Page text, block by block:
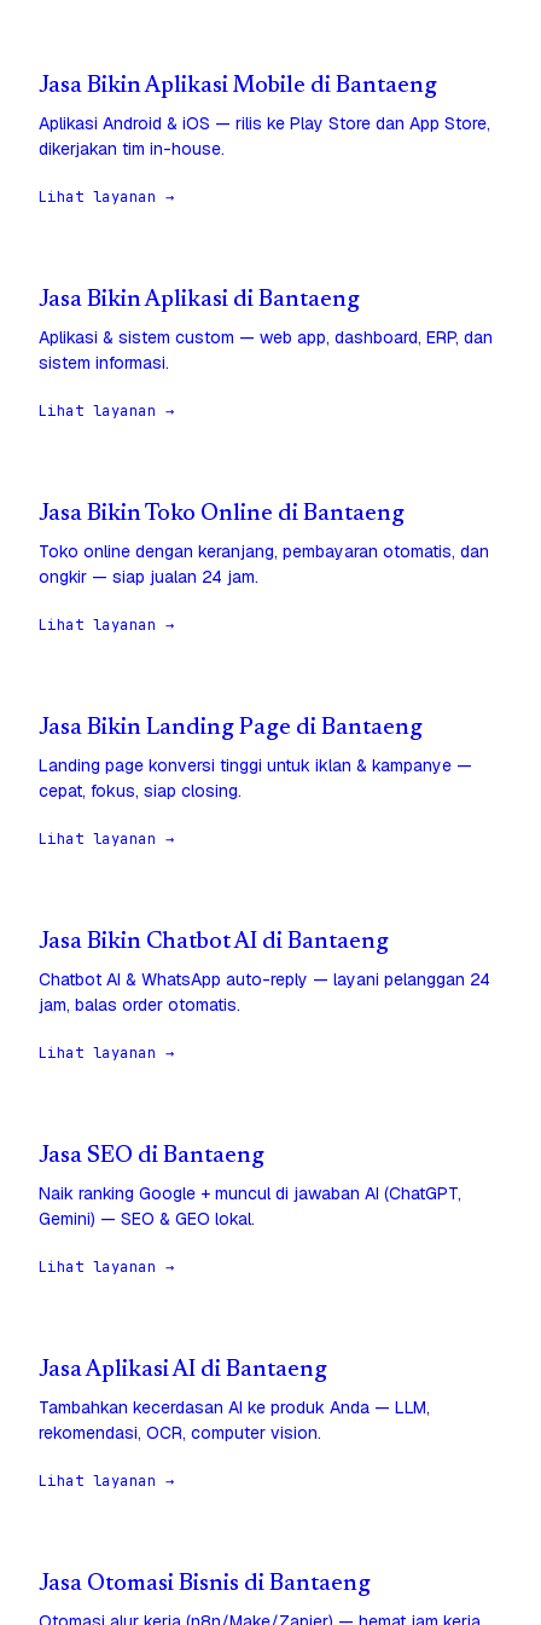
Jasa Bikin Aplikasi Mobile di Bantaeng
Aplikasi Android & iOS — rilis ke Play Store dan App Store,
dikerjakan tim in-house.
Lihat layanan →
Jasa Bikin Aplikasi di Bantaeng
Aplikasi & sistem custom — web app, dashboard, ERP, dan
sistem informasi.
Lihat layanan →
Jasa Bikin Toko Online di Bantaeng
Toko online dengan keranjang, pembayaran otomatis, dan
ongkir — siap jualan 24 jam.
Lihat layanan →
Jasa Bikin Landing Page di Bantaeng
Landing page konversi tinggi untuk iklan & kampanye —
cepat, fokus, siap closing.
Lihat layanan →
Jasa Bikin Chatbot AI di Bantaeng
Chatbot AI & WhatsApp auto-reply — layani pelanggan 24
jam, balas order otomatis.
Lihat layanan →
Jasa SEO di Bantaeng
Naik ranking Google + muncul di jawaban AI (ChatGPT,
Gemini) — SEO & GEO lokal.
Lihat layanan →
Jasa Aplikasi AI di Bantaeng
Tambahkan kecerdasan AI ke produk Anda — LLM,
rekomendasi, OCR, computer vision.
Lihat layanan →
Jasa Otomasi Bisnis di Bantaeng